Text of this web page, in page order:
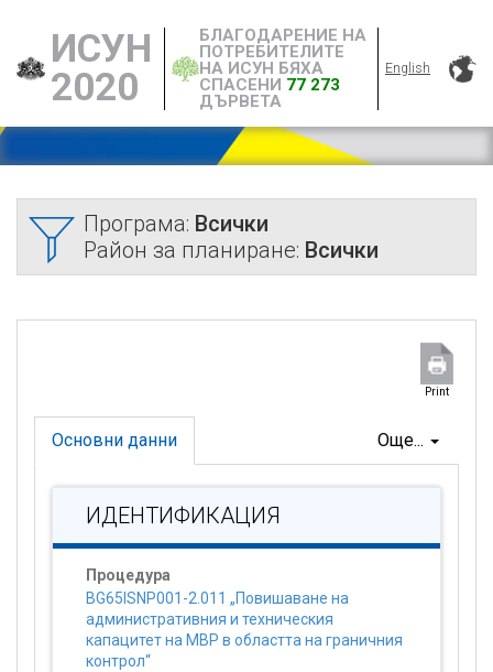
ИСУН
2020
БЛАГОДАРЕНИЕ НА
ПОТРЕБИТЕЛИТЕ
НА ИСУН БЯХА
СПАСЕНИ 77 273
ДЪРВЕТА
English
Програма: Всички
Район за планиране: Всички
Print
Още...
Основни данни
ИДЕНТИФИКАЦИЯ
Процедура
BG65ISNP001-2.011 „Повишаване на
административния и техническия
капацитет на МВР в областта на граничния
контрол“